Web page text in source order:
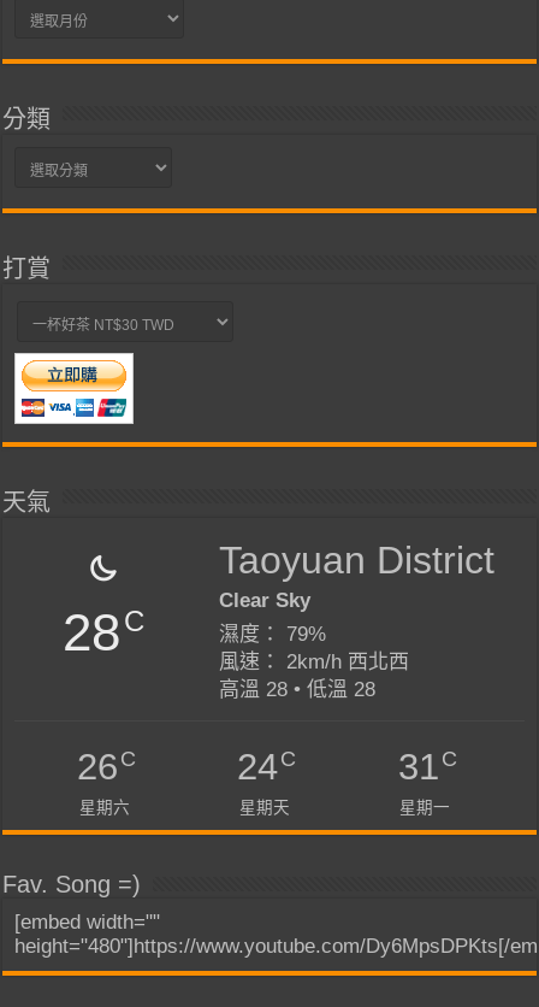
彙
分類
分
打賞
天氣
28C
Taoyuan District
Clear Sky
濕度： 79%
風速： 2km/h 西北西
高溫 28 • 低溫 28
26C
星期六
24C
星期天
31C
星期一
Fav. Song =)
[embed width=""
height="480"]https://www.youtube.com/Dy6MpsDPKts[/